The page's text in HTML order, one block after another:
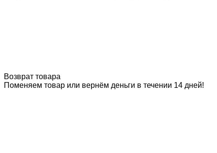
Возврат товара
Поменяем товар или вернём деньги в течении 14 дней!